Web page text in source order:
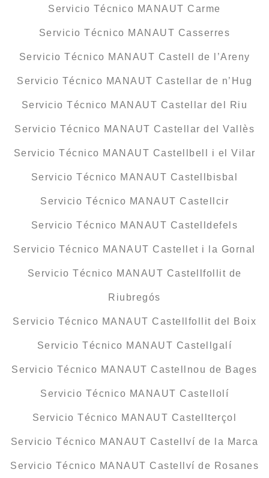
Servicio Técnico MANAUT Carme
Servicio Técnico MANAUT Casserres
Servicio Técnico MANAUT Castell de l’Areny
Servicio Técnico MANAUT Castellar de n’Hug
Servicio Técnico MANAUT Castellar del Riu
Servicio Técnico MANAUT Castellar del Vallès
Servicio Técnico MANAUT Castellbell i el Vilar
Servicio Técnico MANAUT Castellbisbal
Servicio Técnico MANAUT Castellcir
Servicio Técnico MANAUT Castelldefels
Servicio Técnico MANAUT Castellet i la Gornal
Servicio Técnico MANAUT Castellfollit de
Riubregós
Servicio Técnico MANAUT Castellfollit del Boix
Servicio Técnico MANAUT Castellgalí
Servicio Técnico MANAUT Castellnou de Bages
Servicio Técnico MANAUT Castellolí
Servicio Técnico MANAUT Castellterçol
Servicio Técnico MANAUT Castellví de la Marca
Servicio Técnico MANAUT Castellví de Rosanes